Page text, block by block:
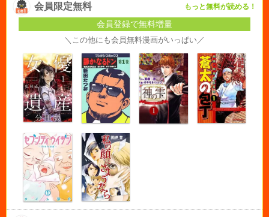
会員限定無料 もっと無料が読める！
会員登録で無料増量
＼この他にも会員無料漫画がいっぱい／